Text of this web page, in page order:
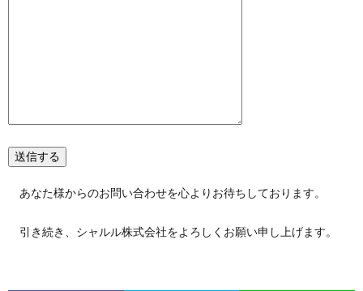
あなた様からのお問い合わせを心よりお待ちしております。
引き続き、シャルル株式会社をよろしくお願い申し上げます。